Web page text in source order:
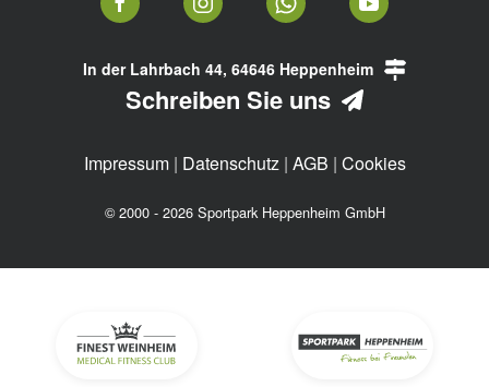
In der Lahrbach 44, 64646 Heppenheim
Schreiben Sie uns
Impressum| Datenschutz| AGB | Cookies
© 2000 - 2026 Sportpark Heppenheim GmbH